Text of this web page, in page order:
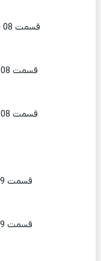
قسمت 08 –
قسمت 08 –
قسمت 08 –
قسمت 09 – بدون زیرنویس – 720P
قسمت 09 – بدون زیرنویس – 480P